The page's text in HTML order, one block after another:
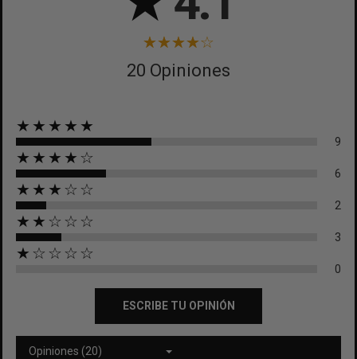
20 Opiniones
★★★★★
9
★★★★☆
6
★★★☆☆
2
★★☆☆☆
3
★☆☆☆☆
0
ESCRIBE TU OPINIÓN
Opiniones (20)